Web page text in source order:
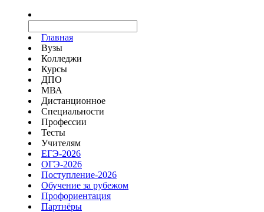
Главная
Вузы
Колледжи
Курсы
ДПО
МВА
Дистанционное
Специальности
Профессии
Тесты
Учителям
ЕГЭ-2026
ОГЭ-2026
Поступление-2026
Обучение за рубежом
Профориентация
Партнёры